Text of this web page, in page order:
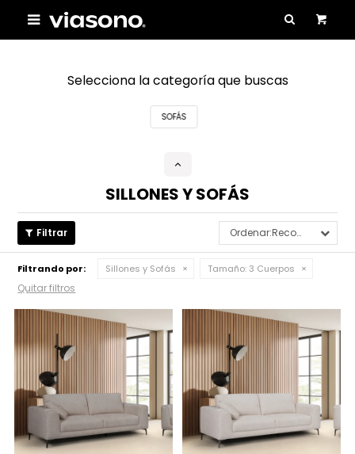

Selecciona la categoría que buscas
SOFÁS
SILLONES Y SOFÁS
Recomendados
Filtrando por: Sillones y Sofás Tamaño: 3 Cuerpos
Quitar filtros